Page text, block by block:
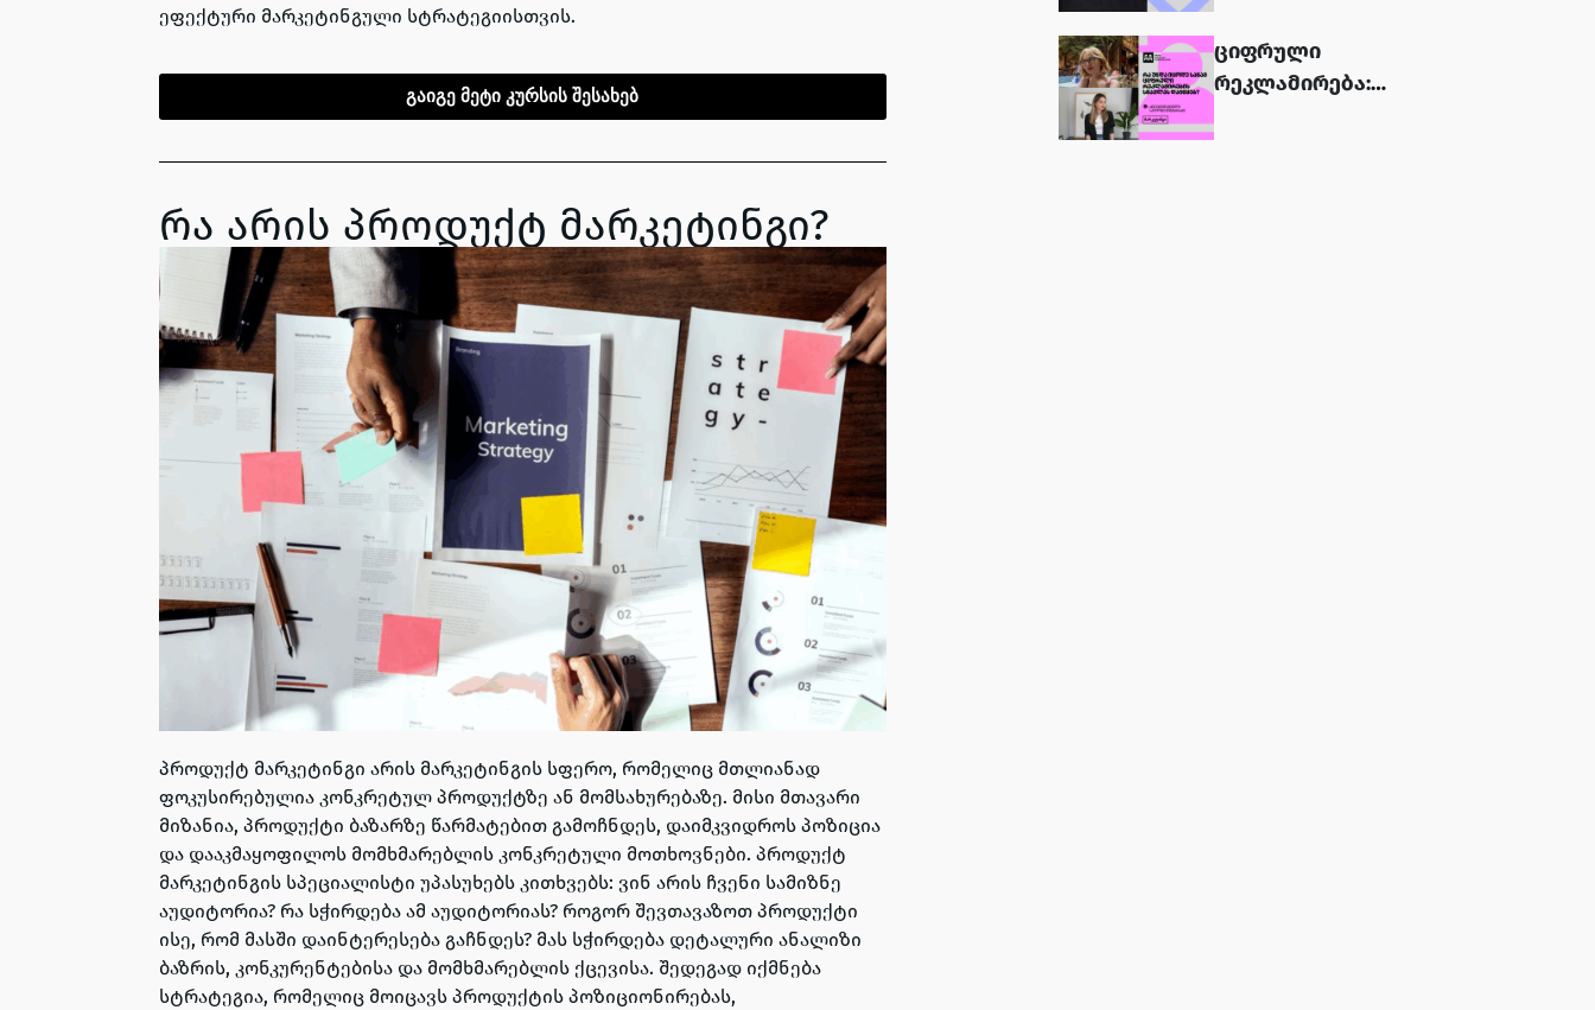
ეფექტური მარკეტინგული სტრატეგიისთვის.
გაიგე მეტი კურსის შესახებ
რა არის პროდუქტ მარკეტინგი?
პროდუქტ მარკეტინგი არის მარკეტინგის სფერო, რომელიც მთლიანად
ფოკუსირებულია კონკრეტულ პროდუქტზე ან მომსახურებაზე. მისი მთავარი
მიზანია, პროდუქტი ბაზარზე წარმატებით გამოჩნდეს, დაიმკვიდროს პოზიცია
და დააკმაყოფილოს მომხმარებლის კონკრეტული მოთხოვნები. პროდუქტ
მარკეტინგის სპეციალისტი უპასუხებს კითხვებს: ვინ არის ჩვენი სამიზნე
აუდიტორია? რა სჭირდება ამ აუდიტორიას? როგორ შევთავაზოთ პროდუქტი
ისე, რომ მასში დაინტერესება გაჩნდეს? მას სჭირდება დეტალური ანალიზი
ბაზრის, კონკურენტებისა და მომხმარებლის ქცევისა. შედეგად იქმნება
სტრატეგია, რომელიც მოიცავს პროდუქტის პოზიციონირებას,
ციფრული
რეკლამირება: